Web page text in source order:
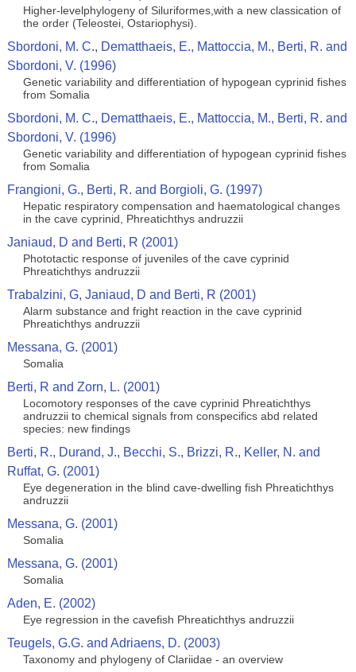
Higher-levelphylogeny of Siluriformes,with a new classication of
the order (Teleostei, Ostariophysi).
Sbordoni, M. C., Dematthaeis, E., Mattoccia, M., Berti, R. and
Sbordoni, V. (1996)
Genetic variability and differentiation of hypogean cyprinid fishes
from Somalia
Sbordoni, M. C., Dematthaeis, E., Mattoccia, M., Berti, R. and
Sbordoni, V. (1996)
Genetic variability and differentiation of hypogean cyprinid fishes
from Somalia
Frangioni, G., Berti, R. and Borgioli, G. (1997)
Hepatic respiratory compensation and haematological changes
in the cave cyprinid, Phreatichthys andruzzii
Janiaud, D and Berti, R (2001)
Phototactic response of juveniles of the cave cyprinid
Phreatichthys andruzzii
Trabalzini, G, Janiaud, D and Berti, R (2001)
Alarm substance and fright reaction in the cave cyprinid
Phreatichthys andruzzii
Messana, G. (2001)
Somalia
Berti, R and Zorn, L. (2001)
Locomotory responses of the cave cyprinid Phreatichthys
andruzzii to chemical signals from conspecifics abd related
species: new findings
Berti, R., Durand, J., Becchi, S., Brizzi, R., Keller, N. and
Ruffat, G. (2001)
Eye degeneration in the blind cave-dwelling fish Phreatichthys
andruzzii
Messana, G. (2001)
Somalia
Messana, G. (2001)
Somalia
Aden, E. (2002)
Eye regression in the cavefish Phreatichthys andruzzii
Teugels, G.G. and Adriaens, D. (2003)
Taxonomy and phylogeny of Clariidae - an overview